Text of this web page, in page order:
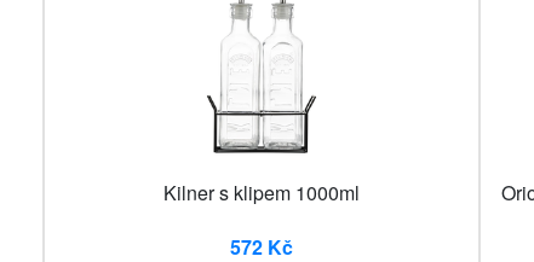
Kilner s klipem 1000ml
572 Kč